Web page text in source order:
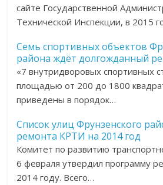
сайте Государственной
Технической Инспекции, в 2015
Семь спортивных объектов
района ждёт долгожданный
«7 внутридворовых спортивных
площадью от 200 до 1800
приведены в порядок…
Список улиц Фрунзенского
ремонта КРТИ на 2014 год
Комитет по развитию
6 февраля утвердил программу
2014 году. Всего…